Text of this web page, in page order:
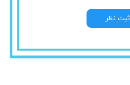
ثبت نظر